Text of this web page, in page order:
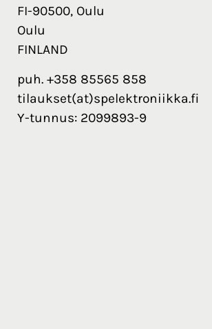
FI-90500, Oulu
Oulu
FINLAND
puh. +358 85565 858
tilaukset(at)spelektroniikka.fi
Y-tunnus: 2099893-9